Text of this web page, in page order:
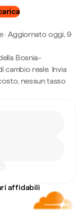
· Aggiornato oggi, 9
Bosnia-
cambio reale. Invia
nessun tasso
affidabili